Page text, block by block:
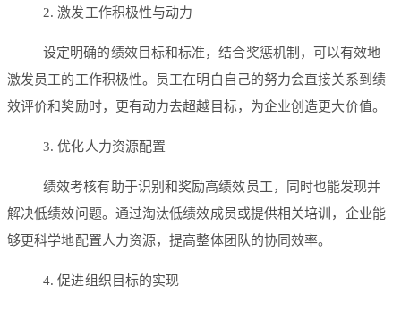
2. 激发工作积极性与动力
设定明确的绩效目标和标准，结合奖惩机制，可以有效地
激发员工的工作积极性。员工在明白自己的努力会直接关系到绩
效评价和奖励时，更有动力去超越目标，为企业创造更大价值。
3. 优化人力资源配置
绩效考核有助于识别和奖励高绩效员工，同时也能发现并
解决低绩效问题。通过淘汰低绩效成员或提供相关培训，企业能
够更科学地配置人力资源，提高整体团队的协同效率。
4. 促进组织目标的实现